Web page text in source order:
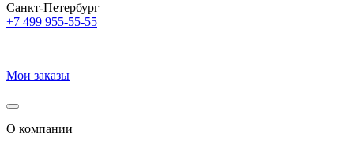
Санкт-Петербург
+7 499 955-55-55
Мои заказы
О компании